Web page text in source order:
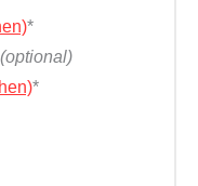
*
(optional)
*